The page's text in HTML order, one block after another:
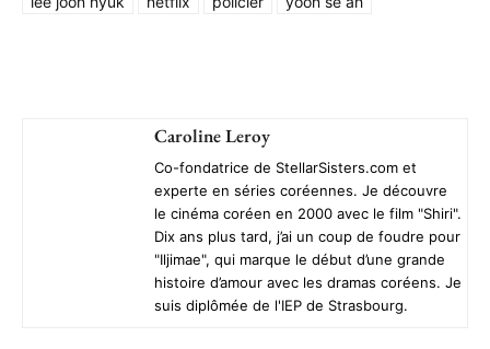
Caroline Leroy
Co-fondatrice de StellarSisters.com et
experte en séries coréennes. Je découvre
le cinéma coréen en 2000 avec le film "Shiri".
Dix ans plus tard, j’ai un coup de foudre pour
"Iljimae", qui marque le début d’une grande
histoire d’amour avec les dramas coréens. Je
suis diplômée de l'IEP de Strasbourg.